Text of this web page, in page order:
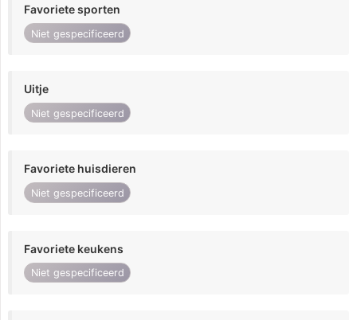
Favoriete sporten
Niet gespecificeerd
Uitje
Niet gespecificeerd
Favoriete huisdieren
Niet gespecificeerd
Favoriete keukens
Niet gespecificeerd